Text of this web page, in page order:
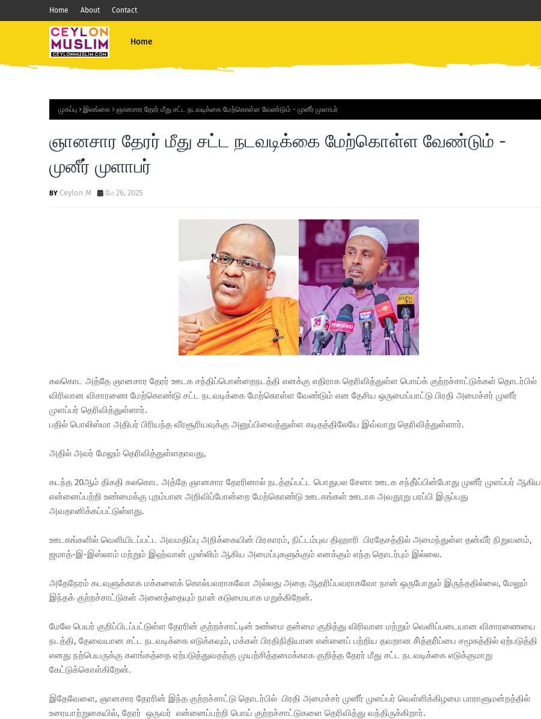
Home About Contact
Home
முகப்பு இலங்கை ஞானசார தேரர் மீது சட்ட நடவடிக்கை மேற்கொள்ள வேண்டும் - முனீர் முளாபர்
ஞானசார தேரர் மீது சட்ட நடவடிக்கை மேற்கொள்ள வேண்டும் -
முனீர் முளாபர்
Ceylon M மே 26, 2025
கலகொட அத்தே ஞானசார தேரர் ஊடக சந்திப்பொன்றைநடத்தி எனக்கு எதிராக தெரிவித்துள்ள பொய்க் குற்றச்சாட்டுக்கள் தொடர்பில்
விரிவான விசாரணை மேற்கொண்டு சட்ட நடவடிக்கை மேற்கொள்ள வேண்டும் என தேசிய ஒருமைப்பாட்டு பிரதி அமைச்சர் முனீர்
முளப்பர் தெரிவித்துள்ளார்.
பதில் பொலிஸ்மா அதிபர் பிரியந்த வீரசூரியவுக்கு அனுப்பிவைத்துள்ள கடிதத்திலேயே இவ்வாறு தெரிவித்துள்ளார்.
அதில் அவர் மேலும் தெரிவித்துள்ளதாவது,
கடந்த 20ஆம் திகதி கலகொட அத்தே ஞானசார தேரரினால் நடத்தப்பட்ட பொதுபல சேனா ஊடக சந்தி்ப்பின்போது முனீர் முளப்பர் ஆகிய
என்னைப்பற்றி உண்மைக்கு புறம்பான அறிவிப்போன்றை மேற்கொண்டு ஊடகங்கள் ஊடாக அவதூறு பரப்பி இருப்பது
அவதானிக்கப்பட்டுள்ளது.
ஊடகங்களில் வெளியிடப்பட்ட அவமதிப்பு அறிக்கையின் பிரகாரம், நிட்டம்புவ திஹாரி பிரதேசத்தில் அமைந்துள்ள தன்வீர் நிறுவனம்,
ஜமாத்-இ-இஸ்லாம் மற்றும் இஹ்வான் முஸ்லிம் ஆகிய அமைப்புகளுக்கும் எனக்கும் எந்த தொடர்பும் இல்லை.
அதேநேரம் கடவுளுக்காக மக்களைக் கொல்பவராகவோ அல்லது அதை ஆதரிப்பவராகவோ நான் ஒருபோதும் இருந்ததில்லை, மேலும்
இந்தக் குற்றச்சாட்டுகள் அனைத்தையும் நான் கடுமையாக மறுக்கிறேன்.
மேலே பெயர் குறிப்பிடப்பட்டுள்ள தேரரின் குற்றச்சாட்டின் உண்மை தன்மை குறித்து விரிவான மற்றும் வெளிப்படையான விசாரணையை
நடத்தி, தேவையான சட்ட நடவடிக்கை எடுக்கவும், மக்கள் பிரதிநிதியான என்னைப் பற்றிய தவறான சி்த்தரி்ப்பை சமூகத்தில் ஏற்படுத்தி
எனது நற்பெயருக்கு களங்கத்தை ஏற்படுத்துவதற்கு முயற்சித்தமைக்காக குறித்த தேரர் மீது சட்ட நடவடிக்கை எடுக்குமாறு
கேட்டுக்கொள்கிறேன்.
இதேவேளை, ஞானசார தேரரின் இந்த குற்றச்சாட்டு தொடர்பில் பிரதி அமைச்சர் முனீர் முளப்பர் வெள்ளிக்கிழமை பாராளுமன்றத்தில்
உரையாற்றுகையில், தேரர் ஒருவர் என்னைப்பற்றி பொய் குற்றச்சாட்டுகளை தெரிவித்து வந்திருக்கிறார்.